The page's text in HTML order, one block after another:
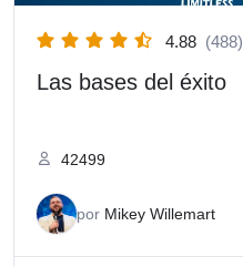
4.88 (488)
Las bases del éxito
42499
por Mikey Willemart